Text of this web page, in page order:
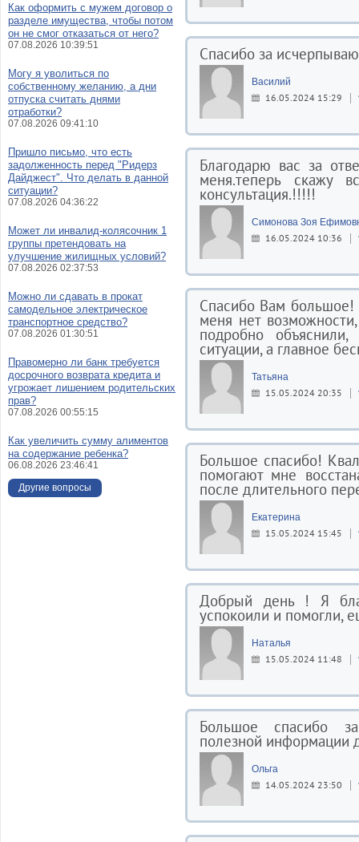
Спасибо за
Василий
16.05.2024 15:29
Благодарю вас за
меня.теперь скажу
консультация.!!!!!
Симонова Зоя
16.05.2024 10:36
Спасибо Вам большое!
меня нет
подробно
ситуации, а главное
Татьяна
15.05.2024 20:35
Большое спасибо!
помогают мне
после длительного
Екатерина
15.05.2024 15:45
Добрый день ! Я
успокоили и помогли,
Наталья
15.05.2024 11:48
Большое спасибо
полезной информации
Ольга
14.05.2024 23:50
Как оформить с мужем договор о
разделе имущества, чтобы потом
он не смог отказаться от него?
07.08.2026 10:39:51
Могу я уволиться по
собственному желанию, а дни
отпуска считать днями
отработки?
07.08.2026 09:41:10
Пришло письмо, что есть
задолженность перед "Ридерз
Дайджест". Что делать в данной
ситуации?
07.08.2026 04:36:22
Может ли инвалид-колясочник 1
группы претендовать на
улучшение жилищных условий?
07.08.2026 02:37:53
Можно ли сдавать в прокат
самодельное электрическое
транспортное средство?
07.08.2026 01:30:51
Правомерно ли банк требуется
досрочного возврата кредита и
угрожает лишением родительских
прав?
07.08.2026 00:55:15
Как увеличить сумму алиментов
на содержание ребенка?
06.08.2026 23:46:41
Другие вопросы